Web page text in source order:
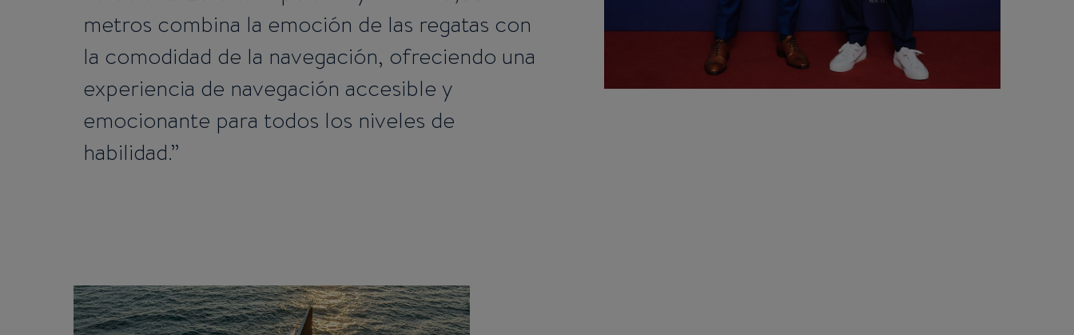
metros combina la emoción de las regatas con
la comodidad de la navegación, ofreciendo una
experiencia de navegación accesible y
emocionante para todos los niveles de
habilidad.